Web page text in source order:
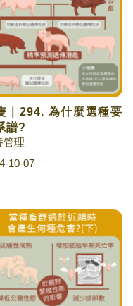
｜294. 為什麼選種要
譜?
管理
10-07